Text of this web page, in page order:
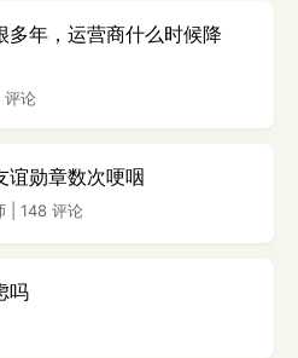
多年，运营商什么时候降
评论
谊勋章数次哽咽
148 评论
吗